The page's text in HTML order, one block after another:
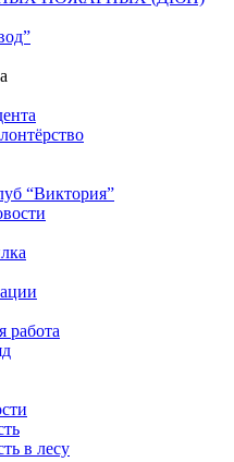
“Виктория”
работа
в лесу